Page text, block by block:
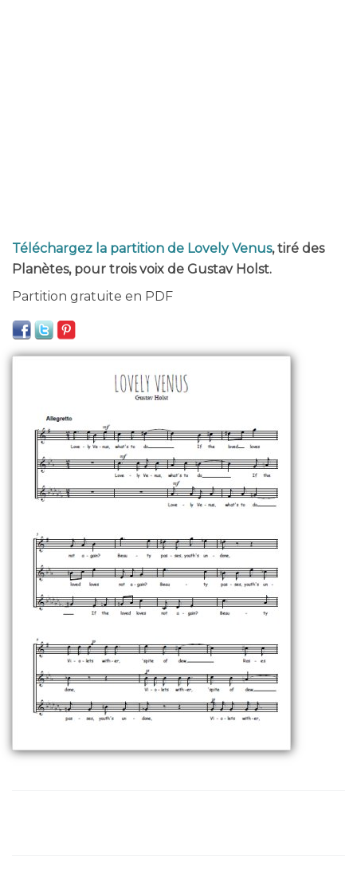
Téléchargez la partition de Lovely Venus, tiré des
Planètes, pour trois voix de Gustav Holst.
Partition gratuite en PDF